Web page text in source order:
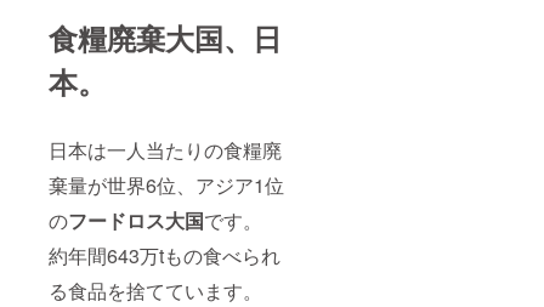
食糧廃棄大国、日
本。
日本は一人当たりの食糧廃
棄量が世界6位、アジア1位
のフードロス大国です。
約年間643万tもの食べられ
る食品を捨てています。